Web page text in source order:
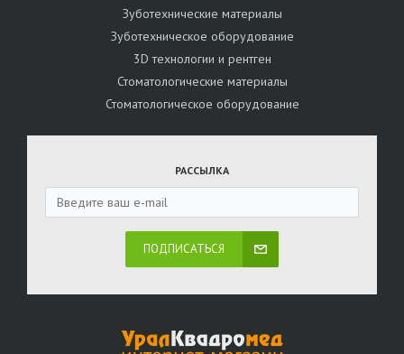
Зуботехнические материалы
Зуботехническое оборудование
3D технологии и рентген
Стоматологические материалы
Стоматологическое оборудование
РАССЫЛКА
ПОДПИСАТЬСЯ